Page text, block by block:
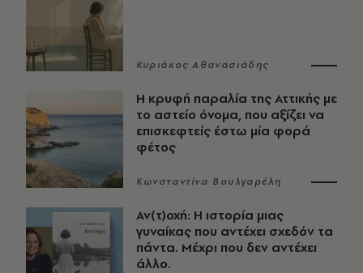
Κυριάκος Αθανασιάδης
Η κρυφή παραλία της Αττικής με
το αστείο όνομα, που αξίζει να
επισκεφτείς έστω μία φορά
φέτος
Κωνσταντίνα Βουλγαρέλη
Αν(τ)οχή: Η ιστορία μιας
γυναίκας που αντέχει σχεδόν τα
πάντα. Μέχρι που δεν αντέχει
άλλο.